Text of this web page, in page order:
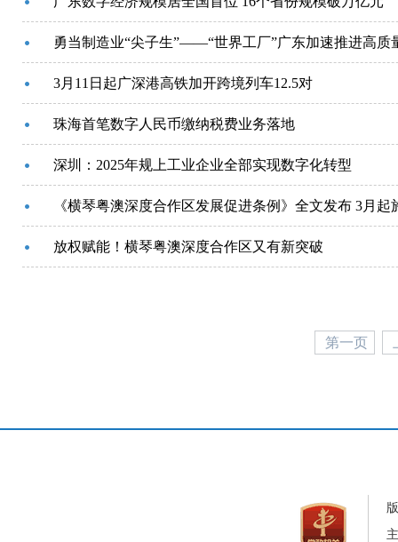
勇当制造业“尖子生”——“世界工厂”广东加速推进高质
3月11日起广深港高铁加开跨境列车12.5对
珠海首笔数字人民币缴纳税费业务落地
深圳：2025年规上工业企业全部实现数字化转型
《横琴粤澳深度合作区发展促进条例》全文发布 3月起
放权赋能！横琴粤澳深度合作区又有新突破
第一页